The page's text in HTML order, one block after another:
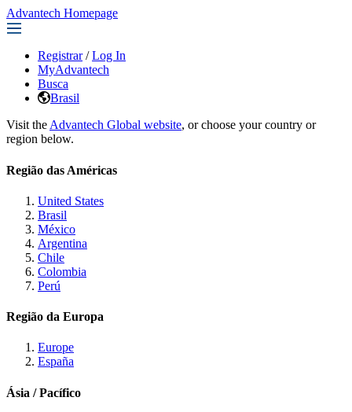
Advantech Homepage
Registrar / Log In
MyAdvantech
Busca
Brasil
Visit the Advantech Global website, or choose your country or
region below.
Região das Américas
United States
Brasil
México
Argentina
Chile
Colombia
Perú
Região da Europa
Europe
España
Ásia / Pacífico